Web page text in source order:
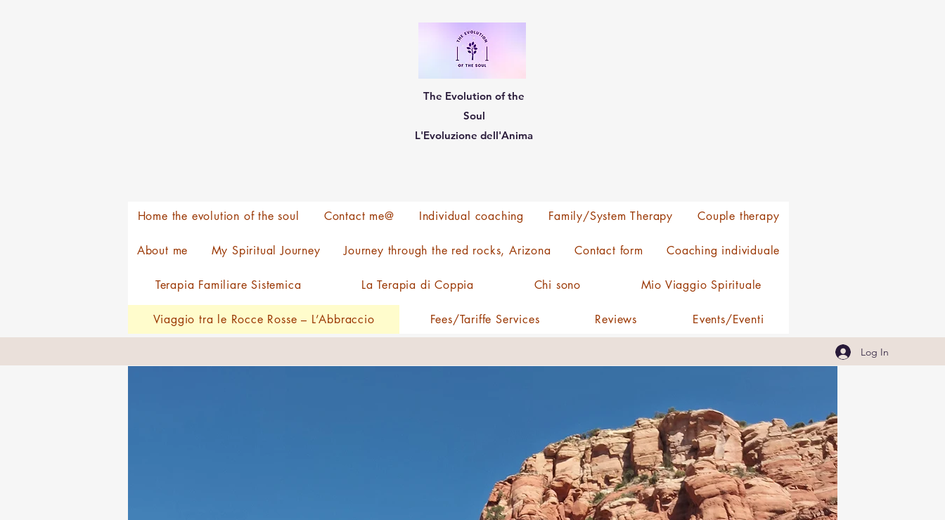
The Evolution of the
Soul
L'Evoluzione dell'Anima
Log In
Home the evolution of the soul Contact me@ Individual coaching Family/System Therapy Couple therapy
About me My Spiritual Journey Journey through the red rocks, Arizona Contact form Coaching individuale
Terapia Familiare Sistemica La Terapia di Coppia Chi sono Mio Viaggio Spirituale
Viaggio tra le Rocce Rosse – L’Abbraccio Fees/Tariffe Services Reviews Events/Eventi